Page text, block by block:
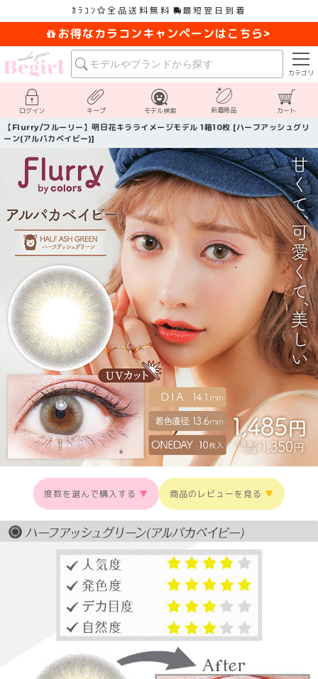
ｶﾗｺﾝ 全品送料無料 最短翌日到着
お得なカラコンキャンペーンはこちら>
カテゴリ
ログイン キープ モデル検索 新着商品 カート
【Flurry/フルーリー】明日花キラライメージモデル 1箱10枚 [ハーフアッシュグリ
ーン(アルパカベイビー)]
度数を選んで購入する ▼ 商品のレビューを見る ▼